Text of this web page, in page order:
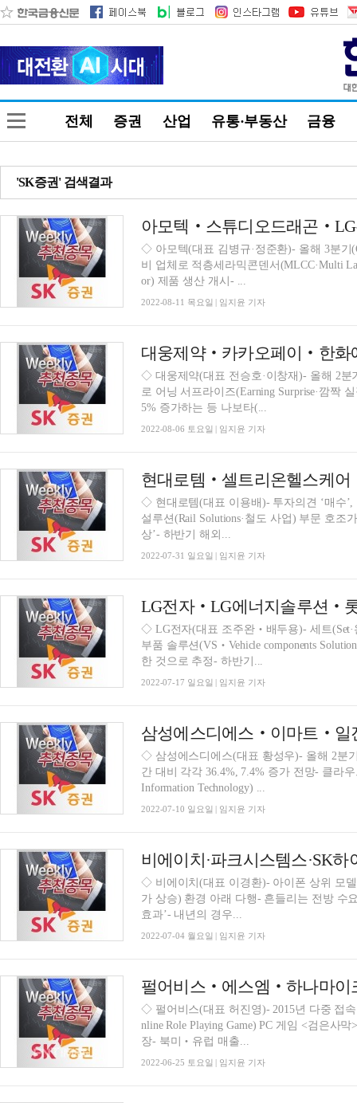
전체 증권 산업 유통·부동산 금융
'SK증권' 검색결과
아모텍‧스튜디오드래곤‧LG
◇ 아모텍(대표 김병규·정준환)- 올해 3분기
비 업체로 적층세라믹콘덴서(MLCC·Multi
or) 제품 생산 개시- ...
2022-08-11 목요일 | 임지윤 기자
◇ 대웅제약(대표 전승호·이창재)- 올해 2분
로 어닝 서프라이즈(Earning Surprise·깜짝
5% 증가하는 등 나보타(...
2022-08-06 토요일 | 임지윤 기자
현대로템‧셀트리온헬스케
◇ 현대로템(대표 이용배)- 투자의견 ‘매수
설루션(Rail Solutions·철도 사업) 부문 호
상’- 하반기 해외...
2022-07-31 일요일 | 임지윤 기자
◇ LG전자(대표 조주완‧배두용)- 세트
부품 솔루션(VS‧Vehicle components
한 것으로 추정- 하반기...
2022-07-17 일요일 | 임지윤 기자
◇ 삼성에스디에스(대표 황성우)- 올해 2분
간 대비 각각 36.4%, 7.4% 증가 전망- 클
Information Technology) ...
2022-07-10 일요일 | 임지윤 기자
비에이치·파크시스템스·SK
◇ 비에이치(대표 이경환)- 아이폰 상위 모
가 상승) 환경 아래 다행- 흔들리는 전방 수
효과’- 내년의 경우...
2022-07-04 월요일 | 임지윤 기자
펄어비스‧에스엠‧하나마이
◇ 펄어비스(대표 허진영)- 2015년 다중 접
nline Role Playing Game) PC 게임 <검은사
장- 북미‧유럽 매출...
2022-06-25 토요일 | 임지윤 기자